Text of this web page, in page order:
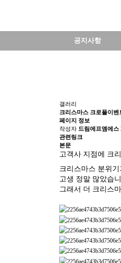
공지사항
갤러리
크리스마스 크로플이벤
페이지 정보
작성자 드림에프엠에스
관련링크
본문
고객사 지점에 크
크리스마스 분위
고생 정말 많았습
그래서 더 크리스